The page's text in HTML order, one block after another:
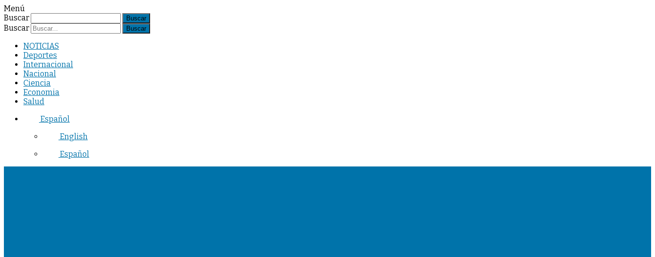
Menú
Buscar
Buscar
NOTICIAS
Deportes
Internacional
Nacional
Ciencia
Economia
Salud
Español
English
Español